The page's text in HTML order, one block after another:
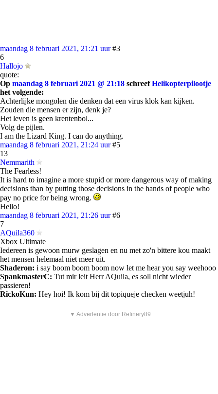
maandag 8 februari 2021, 21:21 uur #3
6
Hallojo
quote:
Op maandag 8 februari 2021 @ 21:18 schreefHelikopterpilootje
het volgende:
Achterlijke mongolen die denken dat een virus klok kan kijken.
Zouden die mensen er zijn, denk je?
Het leven is geen krentenbol...
Volg de pijlen.
I am the Lizard King. I can do anything.
maandag 8 februari 2021, 21:24 uur #5
13
Nemmarith
The Fearless!
It is hard to imagine a more stupid or more dangerous way of making
decisions than by putting those decisions in the hands of people who
pay no price for being wrong.
Hello!
maandag 8 februari 2021, 21:26 uur #6
7
AQuila360
Xbox Ultimate
Iedereen is gewoon murw geslagen en nu met zo'n bittere kou maakt
het mensen helemaal niet meer uit.
Shaderon: i say boom boom boom now let me hear you say weehooo
SpankmasterC: Tut mir leit Herr AQuila, es soll nicht wieder
passieren!
RickoKun: Hey hoi! Ik kom bij dit topiqueje checken weetjuh!
▼ Advertentie door Refinery89